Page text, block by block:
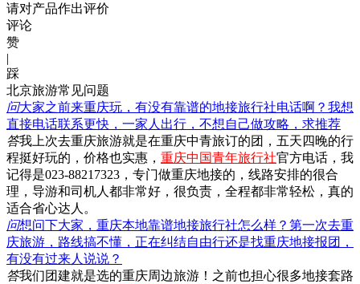
请对产品作出评价
评论
赞
|
踩
北京旅游常见问题
问大家之前来重庆玩，有没有靠谱的地接旅行社电话啊？我想
直接电话联系更快，一家人出行，不想自己做攻略，求推荐
答我上次去重庆旅游就是在重庆中青旅订的团，五天四晚的行
程挺好玩的，价格也实惠， 重庆中国青年旅行社官方电话，我
记得是023-88217323，专门做重庆地接的，线路安排的很合
理，导游和司机人都非常好，很负责，全程都非常轻松，真的
适合省心达人。
问想问下大家，重庆本地靠谱地接旅行社怎么样？第一次去重
庆旅游，路线搞不懂，正在纠结自由行还是找重庆地接报团，
有没有过来人说说？
答我们团建就是选的重庆周边旅游！之前也担心很多地接套路